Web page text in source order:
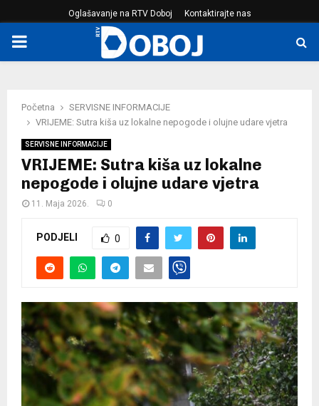
Oglašavanje na RTV Doboj Kontaktirajte nas
PRIMARY
Početna
SERVISNE INFORMACIJE
VRIJEME: Sutra kiša uz lokalne nepogode i olujne udare vjetra
SERVISNE INFORMACIJE
VRIJEME: Sutra kiša uz lokalne
nepogode i olujne udare vjetra
11. Maja 2026. 0
PODJELI 0